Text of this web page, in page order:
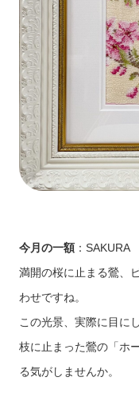
今月の一額：SAKURA
満開の桜に止まる鶯、
わせですね。
この光景、実際に目に
枝に止まった鶯の「ホ
る気がしませんか。